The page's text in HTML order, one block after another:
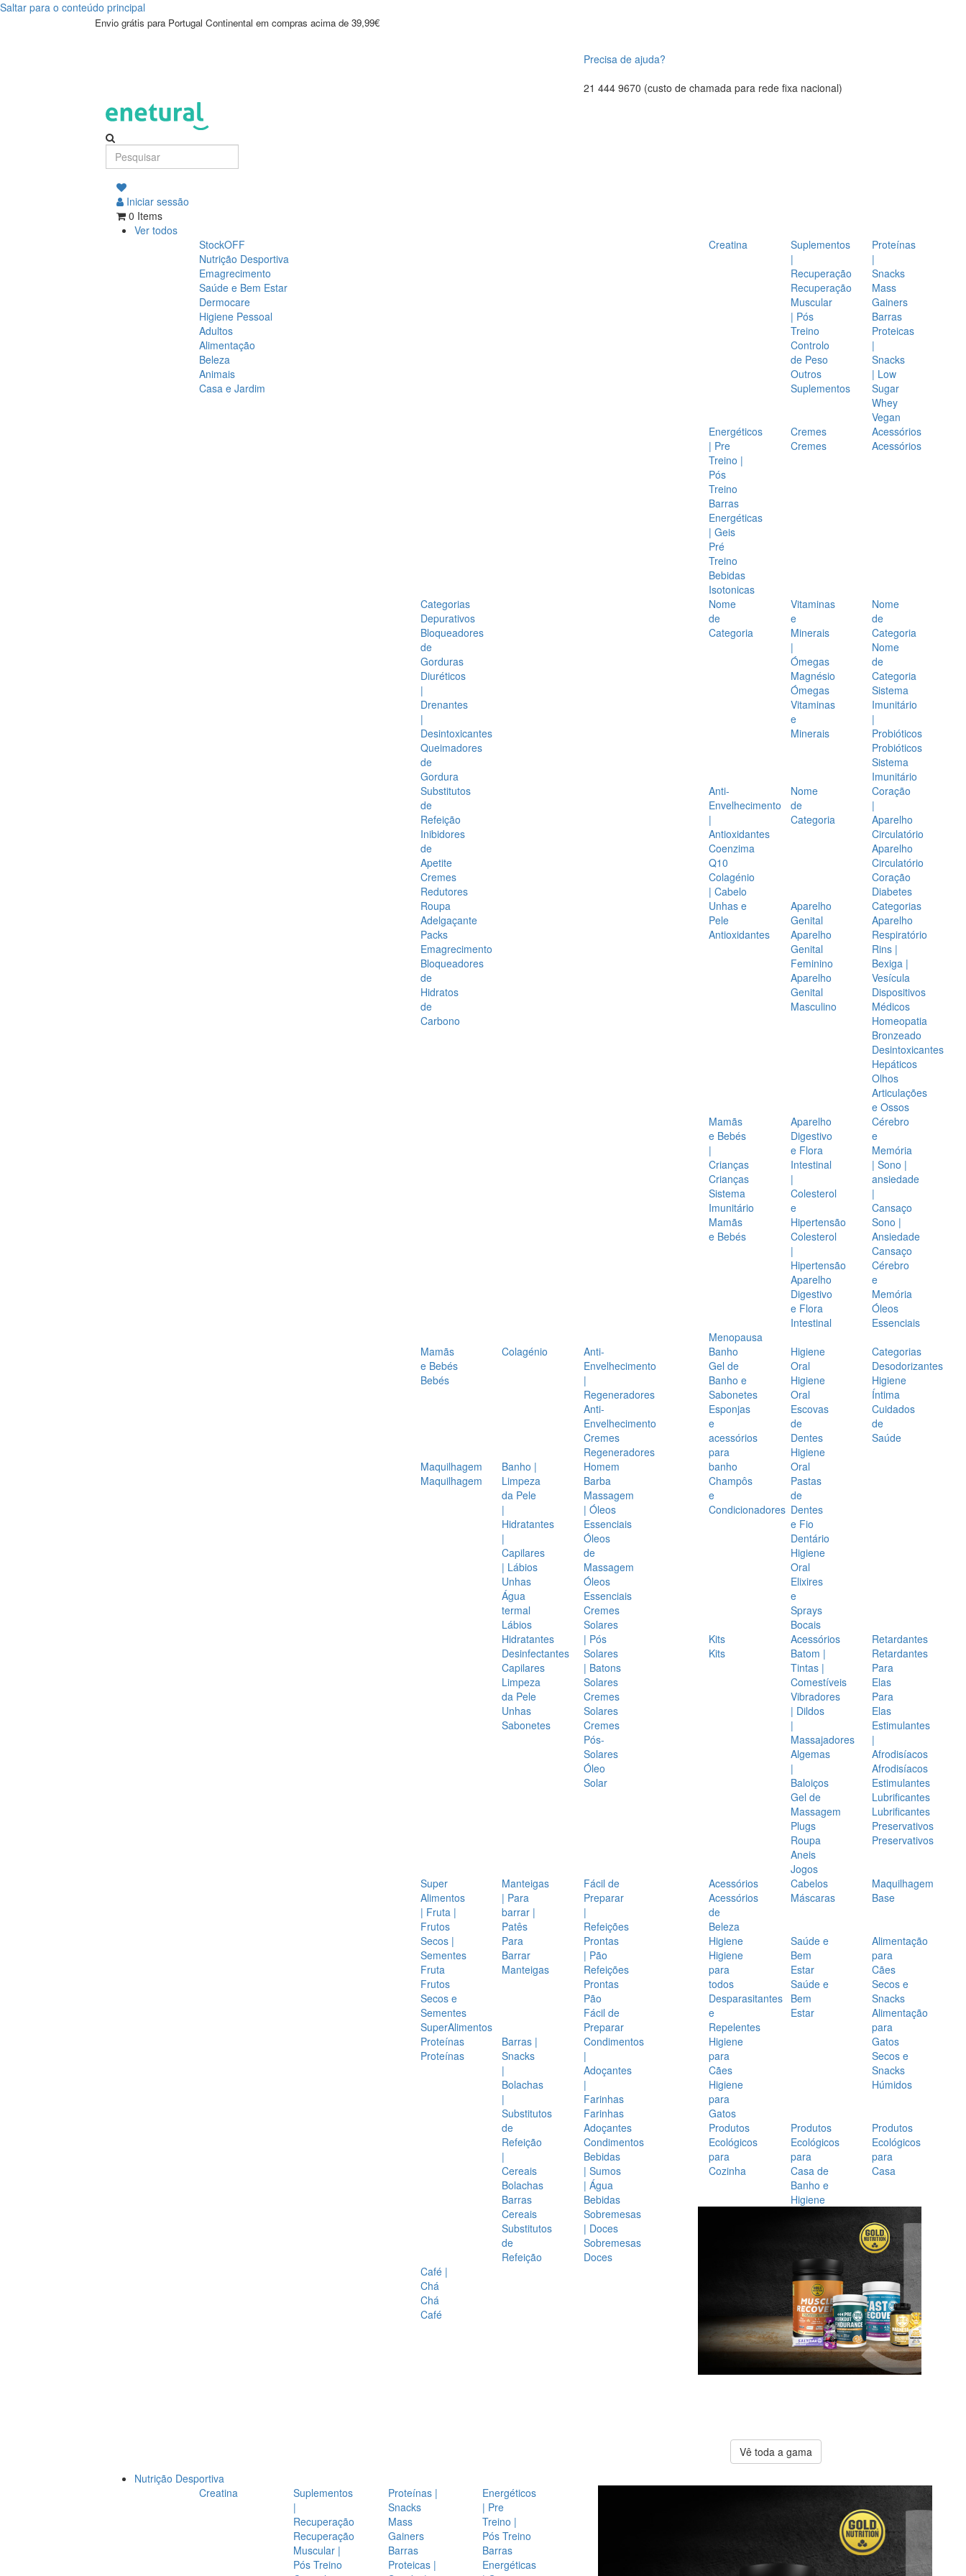
Saltar para o conteúdo principal
Envio grátis para Portugal Continental em compras acima de 39,99€
Precisa de ajuda?
21 444 9670 (custo de chamada para rede fixa nacional)
Iniciar sessão
0 Items
Ver todos
StockOFF
Nutrição Desportiva
Emagrecimento
Saúde e Bem Estar
Dermocare
Higiene Pessoal
Adultos
Alimentação
Beleza
Animais
Casa e Jardim
Creatina
Suplementos
|
Recuperação
Recuperação
Muscular
| Pós
Treino
Controlo
de Peso
Outros
Suplementos
Proteínas
|
Snacks
Mass
Gainers
Barras
Proteicas
|
Snacks
| Low
Sugar
Whey
Vegan
Energéticos
| Pre
Treino |
Pós
Treino
Barras
Energéticas
| Geis
Pré
Treino
Bebidas
Isotonicas
Cremes
Cremes
Acessórios
Acessórios
Categorias
Depurativos
Bloqueadores
de
Gorduras
Diuréticos
|
Drenantes
|
Desintoxicantes
Queimadores
de
Gordura
Substitutos
de
Refeição
Inibidores
de
Apetite
Cremes
Redutores
Roupa
Adelgaçante
Packs
Emagrecimento
Bloqueadores
de
Hidratos
de
Carbono
Nome
de
Categoria
Vitaminas
e
Minerais
|
Ómegas
Magnésio
Ómegas
Vitaminas
e
Minerais
Nome
de
Categoria
Nome
de
Categoria
Sistema
Imunitário
|
Probióticos
Probióticos
Sistema
Imunitário
Anti-
Envelhecimento
|
Antioxidantes
Coenzima
Q10
Colagénio
| Cabelo
Unhas e
Pele
Antioxidantes
Nome
de
Categoria
Coração
|
Aparelho
Circulatório
Aparelho
Circulatório
Coração
Diabetes
Aparelho
Genital
Aparelho
Genital
Feminino
Aparelho
Genital
Masculino
Categorias
Aparelho
Respiratório
Rins |
Bexiga |
Vesícula
Dispositivos
Médicos
Homeopatia
Bronzeado
Desintoxicantes
Hepáticos
Olhos
Articulações
e Ossos
Mamãs
e Bebés
|
Crianças
Crianças
Sistema
Imunitário
Mamãs
e Bebés
Aparelho
Digestivo
e Flora
Intestinal
|
Colesterol
e
Hipertensão
Colesterol
|
Hipertensão
Aparelho
Digestivo
e Flora
Intestinal
Cérebro
e
Memória
| Sono |
ansiedade
|
Cansaço
Sono |
Ansiedade
Cansaço
Cérebro
e
Memória
Óleos
Essenciais
Menopausa
Mamãs
e Bebés
Bebés
Colagénio
Anti-
Envelhecimento
|
Regeneradores
Anti-
Envelhecimento
Cremes
Regeneradores
Maquilhagem
Maquilhagem
Banho |
Limpeza
da Pele
|
Hidratantes
|
Capilares
| Lábios
Unhas
Água
termal
Lábios
Hidratantes
Desinfectantes
Capilares
Limpeza
da Pele
Unhas
Sabonetes
Homem
Barba
Massagem
| Óleos
Essenciais
Óleos
de
Massagem
Óleos
Essenciais
Cremes
Solares
| Pós
Solares
| Batons
Solares
Cremes
Solares
Cremes
Pós-
Solares
Óleo
Solar
Banho
Gel de
Banho e
Sabonetes
Esponjas
e
acessórios
para
banho
Champôs
e
Condicionadores
Higiene
Oral
Higiene
Oral
Escovas
de
Dentes
Higiene
Oral
Pastas
de
Dentes
e Fio
Dentário
Higiene
Oral
Elixires
e
Sprays
Bocais
Categorias
Desodorizantes
Higiene
Íntima
Cuidados
de
Saúde
Kits
Kits
Acessórios
Batom |
Tintas |
Comestíveis
Vibradores
| Dildos
|
Massajadores
Algemas
|
Baloiços
Gel de
Massagem
Plugs
Roupa
Aneis
Jogos
Retardantes
Retardantes
Para
Elas
Para
Elas
Estimulantes
|
Afrodisíacos
Afrodisíacos
Estimulantes
Lubrificantes
Lubrificantes
Preservativos
Preservativos
Super
Alimentos
| Fruta |
Frutos
Secos |
Sementes
Fruta
Frutos
Secos e
Sementes
SuperAlimentos
Manteigas
| Para
barrar |
Patês
Para
Barrar
Manteigas
Fácil de
Preparar
|
Refeições
Prontas
| Pão
Refeições
Prontas
Pão
Fácil de
Preparar
Proteínas
Proteínas
Barras |
Snacks
|
Bolachas
|
Substitutos
de
Refeição
|
Cereais
Bolachas
Barras
Cereais
Substitutos
de
Refeição
Condimentos
|
Adoçantes
|
Farinhas
Farinhas
Adoçantes
Condimentos
Bebidas
| Sumos
| Água
Bebidas
Sobremesas
| Doces
Sobremesas
Doces
Café |
Chá
Chá
Café
Acessórios
Acessórios
de
Beleza
Cabelos
Máscaras
Maquilhagem
Base
Higiene
Higiene
para
todos
Desparasitantes
e
Repelentes
Higiene
para
Cães
Higiene
para
Gatos
Saúde e
Bem
Estar
Saúde e
Bem
Estar
Alimentação
para
Cães
Secos e
Snacks
Alimentação
para
Gatos
Secos e
Snacks
Húmidos
Produtos
Ecológicos
para
Cozinha
Produtos
Ecológicos
para
Casa de
Banho e
Higiene
Produtos
Ecológicos
para
Casa
Vê toda a gama
Nutrição Desportiva
Creatina
Suplementos
|
Recuperação
Recuperação
Muscular |
Pós Treino
Proteínas |
Snacks
Mass
Gainers
Barras
Proteicas |
Energéticos
| Pre
Treino |
Pós Treino
Barras
Energéticas